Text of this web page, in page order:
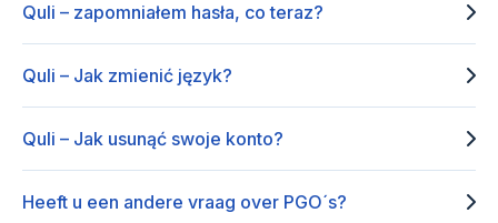
Quli – zapomniałem hasła, co teraz?
Quli – Jak zmienić język?
Quli – Jak usunąć swoje konto?
Heeft u een andere vraag over PGO´s?